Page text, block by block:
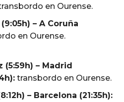
en Ourense.
– A Coruña
en Ourense.
(5:59h) – Madrid
transbordo en Ourense.
– Barcelona (21:35h):